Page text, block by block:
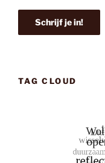
TAG CLOUD